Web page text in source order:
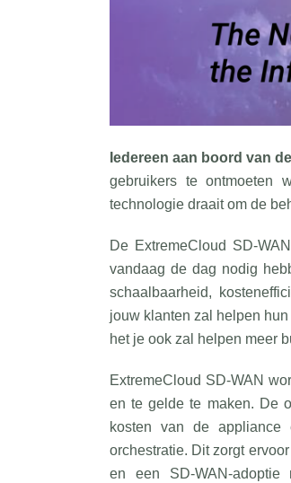
Iedereen aan boord van
gebruikers te ontmoeten
technologie draait om de
De ExtremeCloud SD-
vandaag de dag nodig
schaalbaarheid,
jouw klanten zal helpen
het je ook zal helpen meer
ExtremeCloud SD-WAN
en te gelde te maken. De
kosten van de appliance
orchestratie. Dit zorgt
en een SD-WAN-adoptie